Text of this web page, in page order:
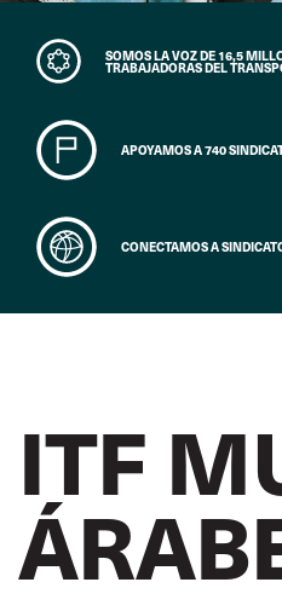
SOMOS LA VOZ DE 16,5
TRABAJADORAS DEL
APOYAMOS A 740
CONECTAMOS A
ITF